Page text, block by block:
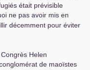
était prévisible
ne pas avoir mis en
décemment pour éviter
Helen
de maoïstes